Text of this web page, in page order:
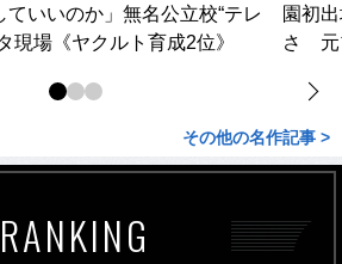
ていいのか」無名公立校“テレ
現場《ヤクルト育成2位》
園初
さ 元
その他の名作記事 >
RANKING